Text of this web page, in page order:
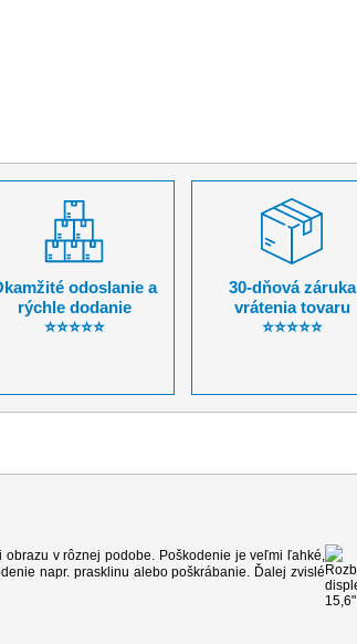
odoslanie a
rýchle dodanie
⭐⭐⭐⭐⭐
30-dňová záruka
vrátenia tovaru
⭐⭐⭐⭐⭐
v rôznej podobe. Poškodenie je veľmi ľahké,
napr. prasklinu alebo poškrábanie. Ďalej zvislé